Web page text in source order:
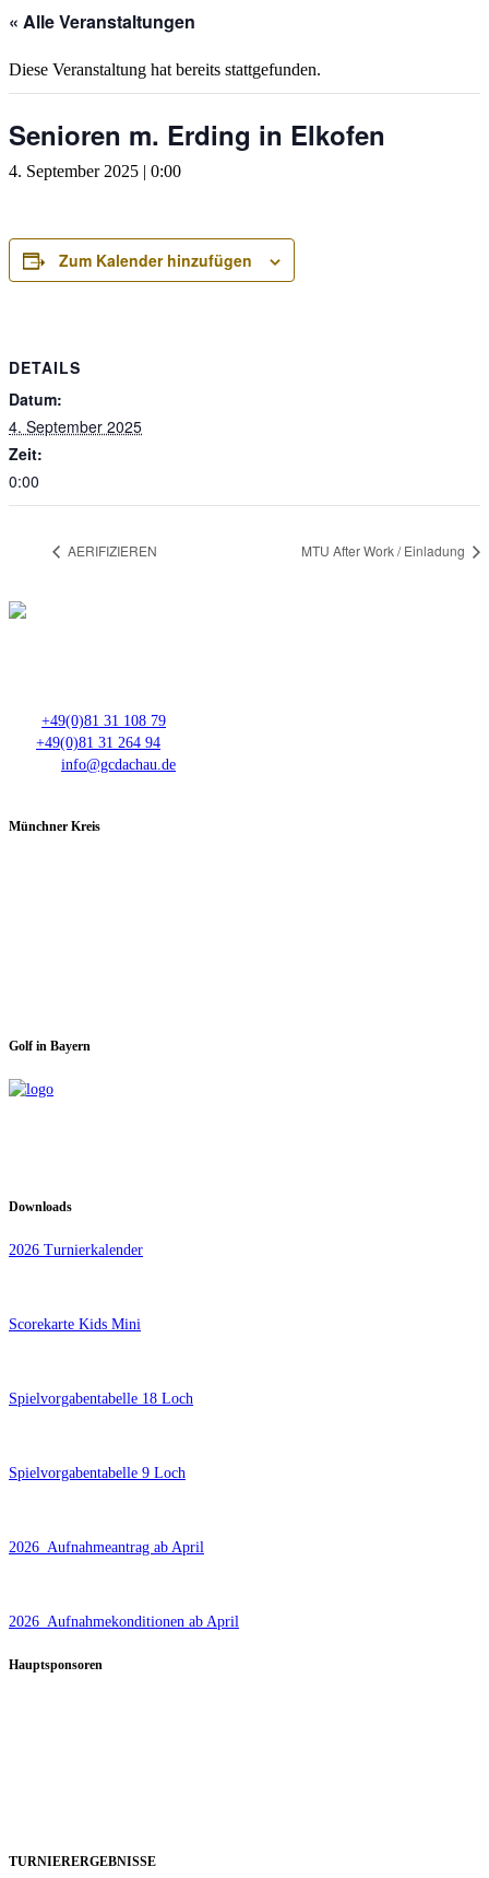
« Alle Veranstaltungen
Diese Veranstaltung hat bereits stattgefunden.
Senioren m. Erding in Elkofen
4. September 2025 | 0:00
Zum Kalender hinzufügen
DETAILS
Datum:
4. September 2025
Zeit:
0:00
AERIFIZIEREN MTU After Work / Einladung
+49(0)81 31 108 79
+49(0)81 31 264 94
info@gcdachau.de
Münchner Kreis
Golf in Bayern
Downloads
2026 Turnierkalender
Scorekarte Kids Mini
Spielvorgabentabelle 18 Loch
Spielvorgabentabelle 9 Loch
2026_Aufnahmeantrag ab April
2026_Aufnahmekonditionen ab April
Hauptsponsoren
TURNIERERGEBNISSE